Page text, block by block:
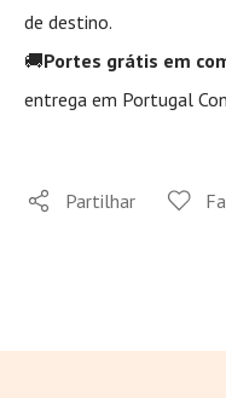
de destino.
🚚Portes grátis em
entrega em Portugal
Partilhar